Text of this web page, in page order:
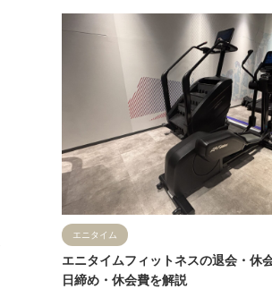
エニタイム
エニタイムフィットネスの退会・休
日締め・休会費を解説